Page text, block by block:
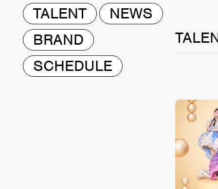
TALENT
NEWS
BRAND
SCHEDULE